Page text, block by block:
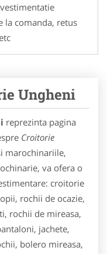
la comanda, retus
Ungheni
reprezinta pagina
Croitorie
marochinariile,
va ofera o
croitorie
rochii de ocazie,
rochii de mireasa,
jachete,
bolero mireasa,